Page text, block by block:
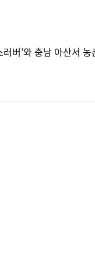
버’와 충남 아산서 농